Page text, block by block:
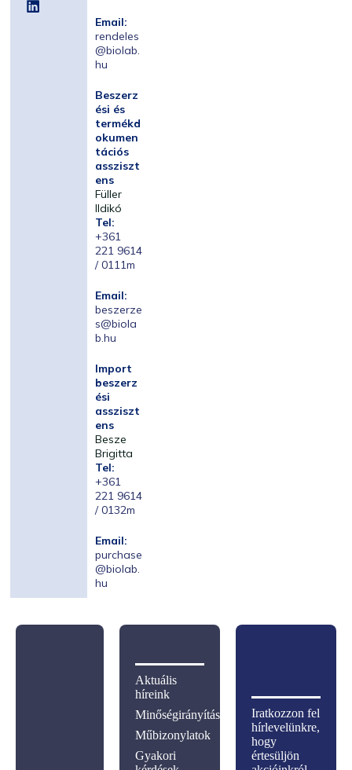
Email:
rendeles
@biolab.
hu
Beszerz
ési és
termékd
okumen
tációs
assziszt
ens
Füller
Ildikó
Tel:
+361
221 9614
/ 0111m
Email:
beszerze
s@biola
b.hu
Import
beszerz
ési
assziszt
ens
Besze
Brigitta
Tel:
+361
221 9614
/ 0132m
Email:
purchase
@biolab.
hu
Iratkozzon fel
hírlevelünkre,
hogy
értesüljön
Aktuális
híreink
Minőségirányítás
Műbizonylatok
Gyakori